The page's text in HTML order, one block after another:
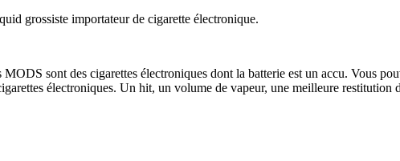
grossiste importateur de cigarette électronique.
sont des cigarettes électroniques dont la batterie est un accu. Vous
électroniques. Un hit, un volume de vapeur, une meilleure restitution